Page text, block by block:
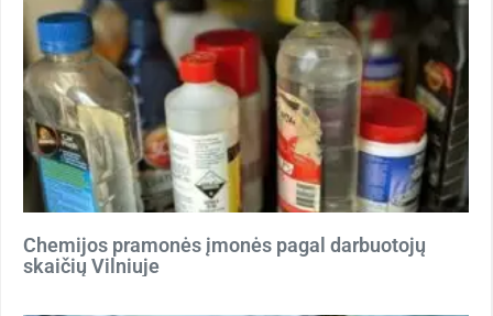
Chemijos pramonės įmonės pagal darbuotojų
skaičių Vilniuje